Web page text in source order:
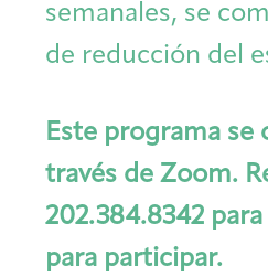
Patient
Visit
Events
semanales, se
de reducción del
Este programa se
través de Zoom.
202.384.8342
para participar.